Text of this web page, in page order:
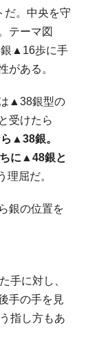
だ。中央を守
テーマ図
▲16歩に手
がある。
▲38銀型の
受けたら
▲38銀。
に▲48銀と
理屈だ。
銀の位置を
手に対し、
手の手を見
指し方もあ